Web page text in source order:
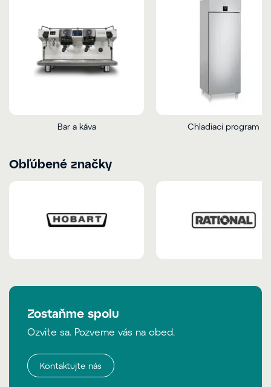
Bar a káva Chladiaci program
Obľúbené značky
Zostaňme spolu
Ozvite sa. Pozveme vás na obed.
Kontaktujte nás